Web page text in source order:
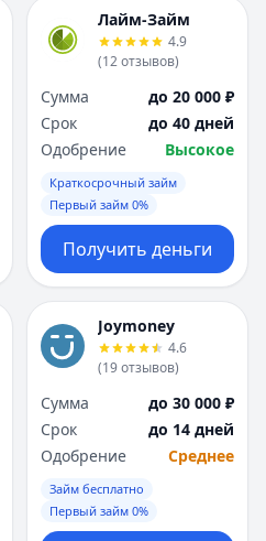
Лайм-Займ
4.9
(12отзывов)
Сумма
до 20 000 ₽
Срок
до 40 дней
Одобрение
Высокое
Краткосрочный займ
Первый займ 0%
Получить деньги
Joymoney
4.6
(19отзывов)
Сумма
до 30 000 ₽
Срок
до 14 дней
Одобрение
Среднее
Займ бесплатно
Первый займ 0%